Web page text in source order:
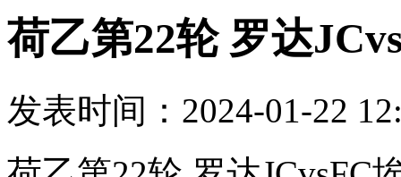
荷乙第22轮 罗达
发表时间：2024-01-22